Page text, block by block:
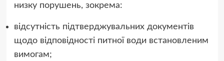
низку порушень, зокрема:
відсутність підтверджувальних документів
щодо відповідності питної води встановленим
вимогам;